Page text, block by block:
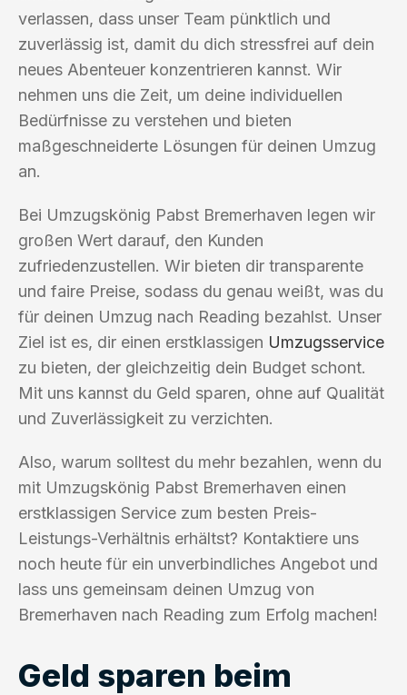
verlassen, dass unser Team pünktlich und
zuverlässig ist, damit du dich stressfrei auf dein
neues Abenteuer konzentrieren kannst. Wir
nehmen uns die Zeit, um deine individuellen
Bedürfnisse zu verstehen und bieten
maßgeschneiderte Lösungen für deinen Umzug
an.
Bei Umzugskönig Pabst Bremerhaven legen wir
großen Wert darauf, den Kunden
zufriedenzustellen. Wir bieten dir transparente
und faire Preise, sodass du genau weißt, was du
für deinen Umzug nach Reading bezahlst. Unser
Ziel ist es, dir einen erstklassigen Umzugsservice
zu bieten, der gleichzeitig dein Budget schont.
Mit uns kannst du Geld sparen, ohne auf Qualität
und Zuverlässigkeit zu verzichten.
Also, warum solltest du mehr bezahlen, wenn du
mit Umzugskönig Pabst Bremerhaven einen
erstklassigen Service zum besten Preis-
Leistungs-Verhältnis erhältst? Kontaktiere uns
noch heute für ein unverbindliches Angebot und
lass uns gemeinsam deinen Umzug von
Bremerhaven nach Reading zum Erfolg machen!
Geld sparen beim